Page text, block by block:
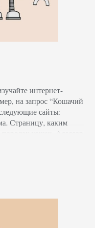
интернет-
на запрос “Кошачий
сайты:
Страницу, каким
кошек. Асессор
выборка поисковой
лучше всего
и корма — это